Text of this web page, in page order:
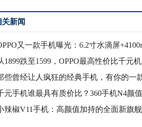
关新闻
又一款手机曝光：6.2寸水滴屏
1899跌至1599，OPPO最高性价比千元
些曾经让人疯狂的经典手机，有你的一
元手机谁最具有质价比？360手机N4颜
辣椒V11手机：高颜值加持的全面新旗舰